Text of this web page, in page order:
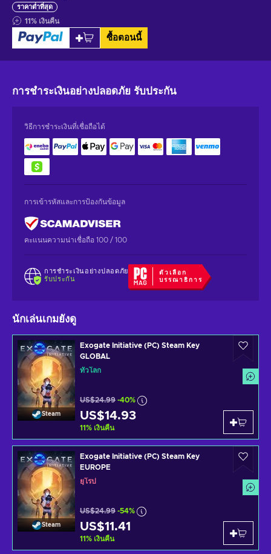
ราคาต่ำที่สุด
11% เงินคืน
ซื้อตอนนี้
การชำระเงินอย่างปลอดภัย รับประกัน
วิธีการชำระเงินที่เชื่อถือได้
การเข้ารหัสและการป้องกันข้อมูล
คะแนนความน่าเชื่อถือ 100 / 100
การชำระเงินอย่างปลอดภัย
รับประกัน
ตัวเลือก
บรรณาธิการ
นักเล่นเกมยังดู
Steam
Exogate Initiative (PC) Steam Key
GLOBAL
ทั่วโลก
US$24.99 -40%
US$14.93
11% เงินคืน
Steam
Exogate Initiative (PC) Steam Key
EUROPE
ยุโรป
US$24.99 -54%
US$11.41
11% เงินคืน